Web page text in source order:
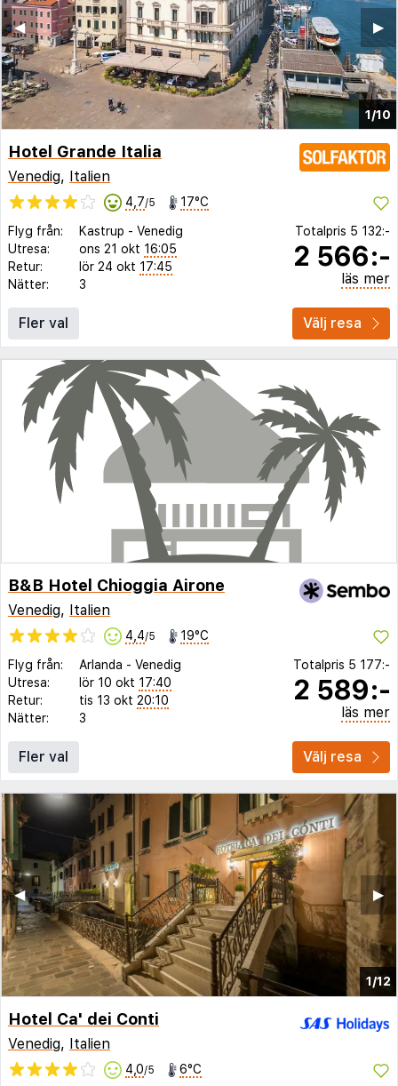
1/10
▶︎
◀︎
Hotel Grande Italia
Venedig, Italien
4,7/5 17°C
Flyg från: Kastrup - Venedig
Utresa:
ons 21 okt 16:05
Retur:
lör 24 okt 17:45
Nätter:
3
Totalpris 5 132:-
2 566:-
läs mer
Fler val Välj resa
B&B Hotel Chioggia Airone
Venedig, Italien
4,4/5 19°C
Flyg från: Arlanda - Venedig
Utresa:
lör 10 okt 17:40
Retur:
tis 13 okt 20:10
Nätter:
3
Totalpris 5 177:-
2 589:-
läs mer
Fler val Välj resa
1/12
▶︎
◀︎
Hotel Ca' dei Conti
Venedig, Italien
4,0/5 6°C